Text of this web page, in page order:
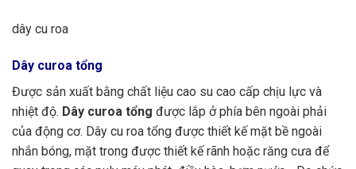
dây cu roa
Dây curoa tổng
Được sản xuất bằng chất liệu cao su cao cấp chịu lực và
nhiệt độ. Dây curoa tổng được lắp ở phía bên ngoài phải
của động cơ. Dây cu roa tổng được thiết kế mặt bề ngoài
nhắn bóng, mặt trong được thiết kế rãnh hoặc răng cưa để